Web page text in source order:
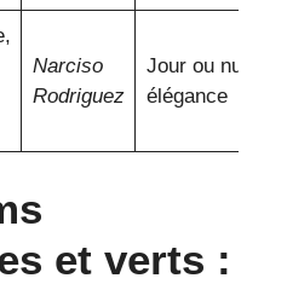
Narciso
Rodriguez
Jour ou nuit,
élégance
et verts :